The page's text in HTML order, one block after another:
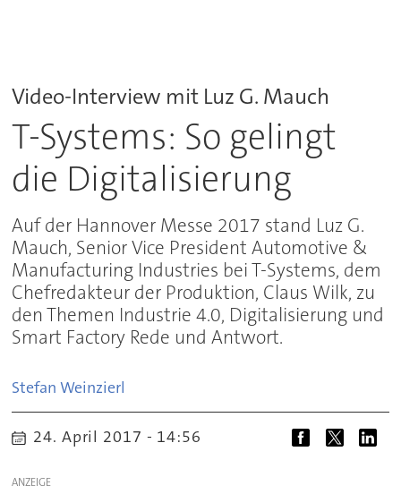
Video-Interview mit Luz G. Mauch
T-Systems: So gelingt
die Digitalisierung
Auf der Hannover Messe 2017 stand Luz G.
Mauch, Senior Vice President Automotive &
Manufacturing Industries bei T-Systems, dem
Chefredakteur der Produktion, Claus Wilk, zu
den Themen Industrie 4.0, Digitalisierung und
Smart Factory Rede und Antwort.
Stefan Weinzierl
24. April 2017 - 14:56
ANZEIGE